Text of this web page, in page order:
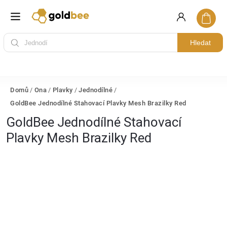
Hledat
Domů / Ona / Plavky / Jednodílné /
GoldBee Jednodílné Stahovací Plavky Mesh Brazilky Red
GoldBee Jednodílné Stahovací
Plavky Mesh Brazilky Red